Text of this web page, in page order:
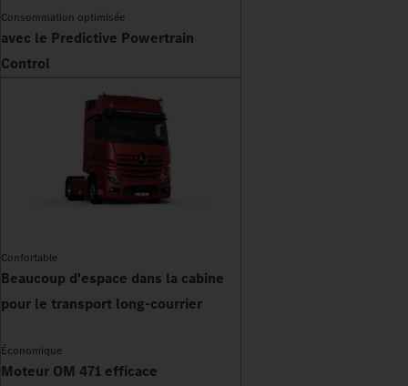
Consommation optimisée
avec le Predictive Powertrain
Control
Confortable
Beaucoup d'espace dans la cabine
pour le transport long-courrier
Économique
Moteur OM 471 efficace